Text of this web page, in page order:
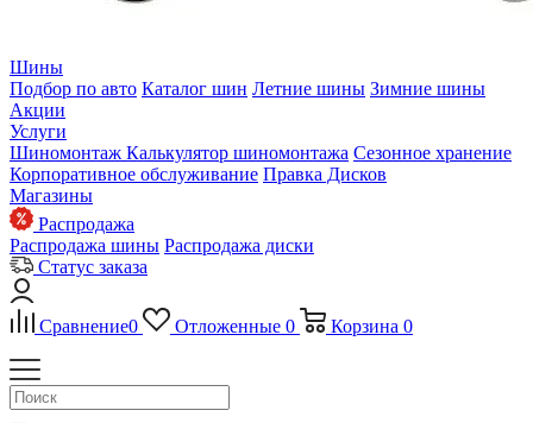
Шины
Подбор по авто Каталог шин Летние шины Зимние шины
Акции
Услуги
Шиномонтаж Калькулятор шиномонтажа Сезонное хранение
Корпоративное обслуживание Правка Дисков
Магазины
Распродажа
Распродажа шины Распродажа диски
Статус заказа
Сравнение0 Отложенные 0 Корзина 0